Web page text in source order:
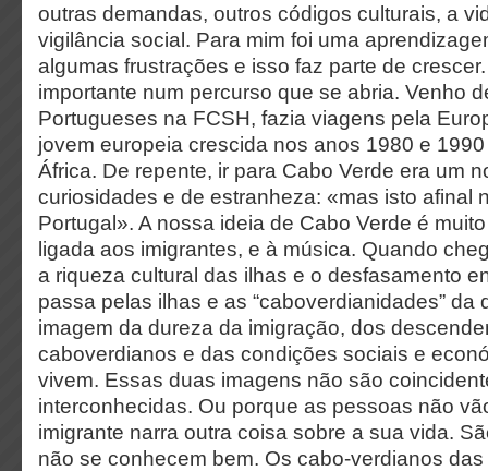
outras demandas, outros códigos culturais, a
vigilância social. Para mim foi uma
algumas frustrações e isso faz parte de
importante num percurso que se abria. Venho
Portugueses na FCSH, fazia viagens pela
jovem europeia crescida nos anos 1980 e
África. De repente, ir para Cabo Verde era um
curiosidades e de estranheza: «mas isto afinal
Portugal». A nossa ideia de Cabo Verde é
ligada aos imigrantes, e à música. Quando
a riqueza cultural das ilhas e o desfasamento
passa pelas ilhas e as “caboverdianidades” da
imagem da dureza da imigração, dos
caboverdianos e das condições sociais e
vivem. Essas duas imagens não são
interconhecidas. Ou porque as pessoas não
imigrante narra outra coisa sobre a sua vida.
não se conhecem bem. Os cabo-verdianos